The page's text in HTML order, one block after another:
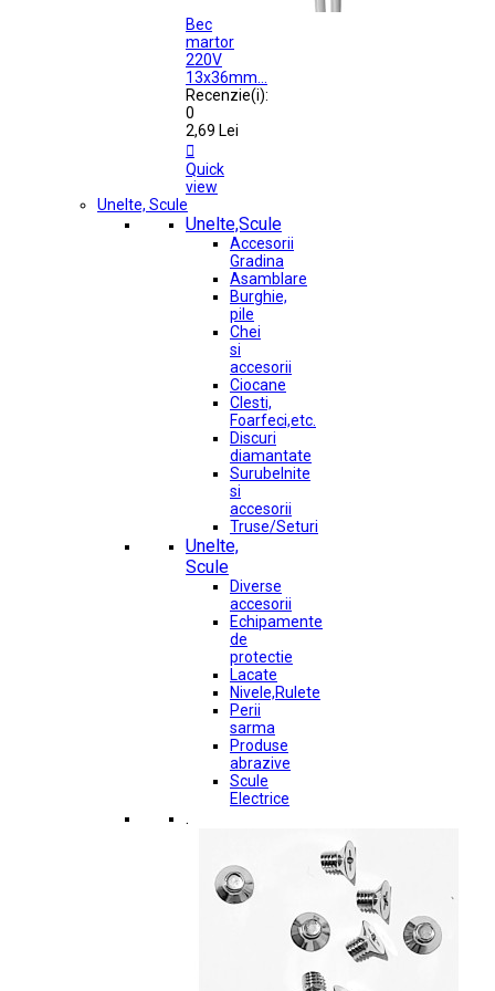
Bec
martor
220V
13x36mm...
Recenzie(i):
0
2,69 Lei

Quick
view
Unelte, Scule
Unelte,Scule
Accesorii
Gradina
Asamblare
Burghie,
pile
Chei
si
accesorii
Ciocane
Clesti,
Foarfeci,etc.
Discuri
diamantate
Surubelnite
si
accesorii
Truse/Seturi
Unelte,
Scule
Diverse
accesorii
Echipamente
de
protectie
Lacate
Nivele,Rulete
Perii
sarma
Produse
abrazive
Scule
Electrice
.